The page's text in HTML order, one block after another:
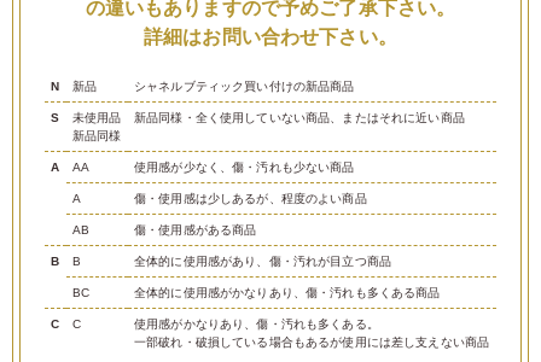
の違いもありますので予めご了承下さい。
詳細はお問い合わせ下さい。
N 新品 シャネルブティック買い付けの新品商品
S
未使用品
新品同様
新品同様・全く使用していない商品、またはそれに近い商品
A AA 使用感が少なく、傷・汚れも少ない商品
A 傷・使用感は少しあるが、程度のよい商品
AB 傷・使用感がある商品
B B 全体的に使用感があり、傷・汚れが目立つ商品
BC 全体的に使用感がかなりあり、傷・汚れも多くある商品
C C
使用感がかなりあり、傷・汚れも多くある。
一部破れ・破損している場合もあるが使用には差し支えない商品